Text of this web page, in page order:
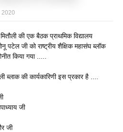
2020
की एक बैठक प्राथमिक विद्यालय
पटेल जी को राष्ट्रीय शैक्षिक महासंघ ब्लॉक
किया गया .....
ब्लाक की कार्यकारिणी इस प्रकार है ....
जी
जी